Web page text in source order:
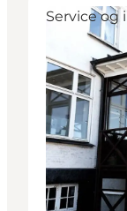
Service og